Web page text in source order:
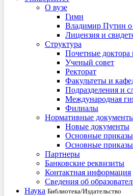
О вузе
Гимн
Владимир Путин
Лицензия и
Структура
Почетные доктора
Ученый совет
Ректорат
Факультеты и
Подразделения и
Международная
Филиалы
Нормативные
Новые документы
Основные приказы
Основные приказы
Партнеры
Банковские реквизиты
Контактная информация
Сведения об
Наука Библиотека/Издательство